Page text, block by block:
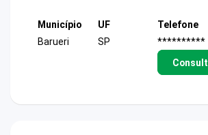
Município
Barueri
UF
SP
Telefone
**********